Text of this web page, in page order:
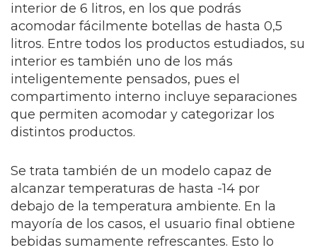
interior de 6 litros, en los que podrás
acomodar fácilmente botellas de hasta 0,5
litros. Entre todos los productos estudiados, su
interior es también uno de los más
inteligentemente pensados, pues el
compartimento interno incluye separaciones
que permiten acomodar y categorizar los
distintos productos.
Se trata también de un modelo capaz de
alcanzar temperaturas de hasta -14 por
debajo de la temperatura ambiente. En la
mayoría de los casos, el usuario final obtiene
bebidas sumamente refrescantes. Esto lo